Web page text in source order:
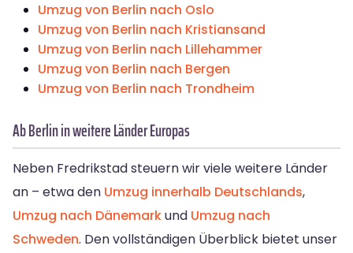
Umzug von Berlin nach Oslo
Umzug von Berlin nach Kristiansand
Umzug von Berlin nach Lillehammer
Umzug von Berlin nach Bergen
Umzug von Berlin nach Trondheim
Ab Berlin in weitere Länder Europas
Neben Fredrikstad steuern wir viele weitere Länder
an – etwa den Umzug innerhalb Deutschlands,
Umzug nach Dänemarkund Umzug nach
Schweden. Den vollständigen Überblick bietet unser